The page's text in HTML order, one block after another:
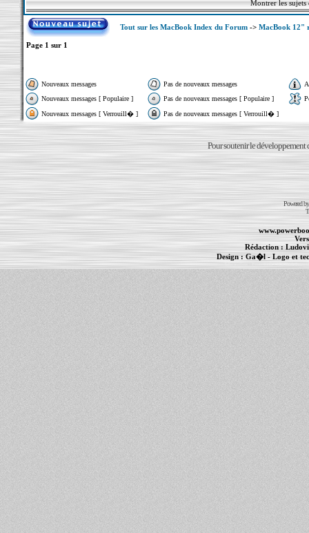
Montrer les
Tout sur les MacBook Index du Forum-> MacBook 12"
Page 1 sur 1
Nouveaux messages Pas de nouveaux messages
Nouveaux messages [ Populaire ]
Pas de nouveaux messages [ Populaire ]
Nouveaux messages [ Verrouill� ]
Pas de nouveaux messages [ Verrouill� ]
Pour soutenir le développement
Powered
Rédaction :
Design : Ga�l- Logo et
-MacBook Pro